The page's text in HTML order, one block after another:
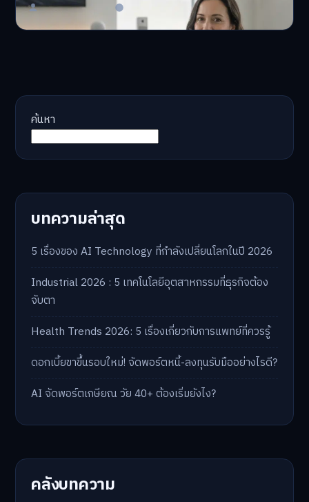
Master Bussiness 23 มิถุนายน 2026
ค้นหา
บทความล่าสุด
5 เรื่องของ AI Technology ที่กำลังเปลี่ยนโลกในปี 2026
Industrial 2026 : 5 เทคโนโลยีอุตสาหกรรมที่ธุรกิจต้อง
จับตา
Health Trends 2026: 5 เรื่องเกี่ยวกับการแพทย์ที่ควรรู้
ดอกเบี้ยขาขึ้นรอบใหม่! จัดพอร์ตหนี้-ลงทุนรับมืออย่างไรดี?
AI จัดพอร์ตเกษียณ วัย 40+ ต้องเริ่มยังไง?
คลังบทความ